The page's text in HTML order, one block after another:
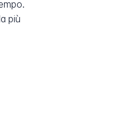
più